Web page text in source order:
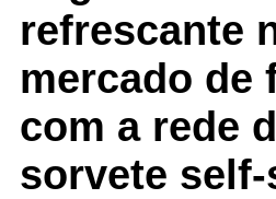
refrescante
mercado de
com a rede
sorvete